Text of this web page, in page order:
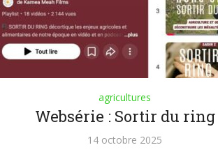
agricultures
Websérie : Sortir du ring
14 octobre 2025